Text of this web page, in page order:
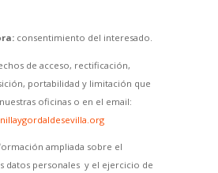
consentimiento del interesado.
de acceso, rectificación,
portabilidad y limitación que
oficinas o en el email:
ampliada sobre el
datos personales y el ejercicio de